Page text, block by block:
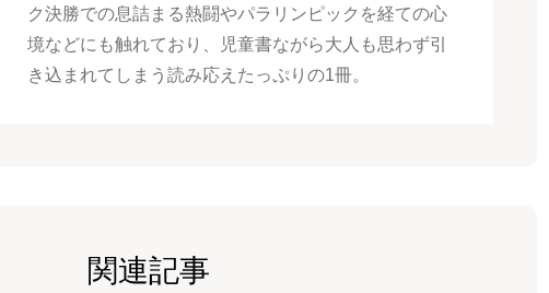
ク決勝での息詰まる熱闘やパラリンピックを経ての心
境などにも触れており、児童書ながら大人も思わず引
き込まれてしまう読み応えたっぷりの1冊。
関連記事